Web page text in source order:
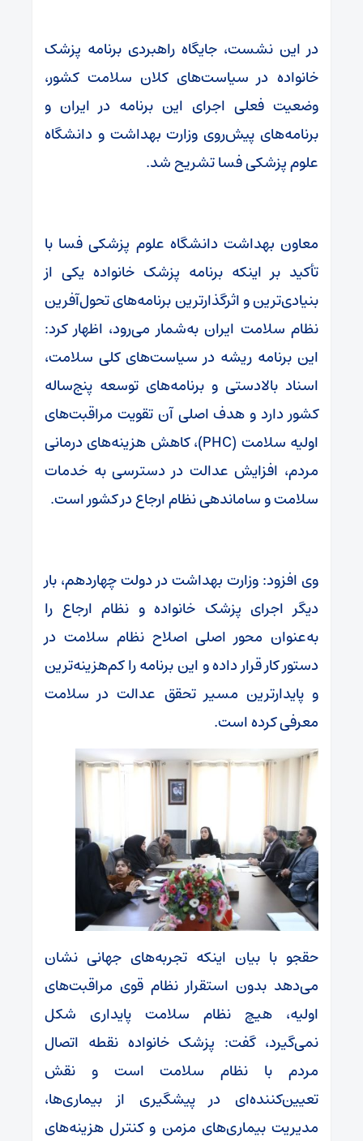
در این نشست، جایگاه راهبردی برنامه پزشک
خانواده در سیاست‌های کلان سلامت کشور،
وضعیت فعلی اجرای این برنامه در ایران و
برنامه‌های پیش‌روی وزارت بهداشت و دانشگاه
علوم پزشکی فسا تشریح شد.
معاون بهداشت دانشگاه علوم پزشکی فسا با
تأکید بر اینکه برنامه پزشک خانواده یکی از
بنیادی‌ترین و اثرگذارترین برنامه‌های تحول‌آفرین
نظام سلامت ایران به‌شمار می‌رود، اظهار کرد:
این برنامه ریشه در سیاست‌های کلی سلامت،
اسناد بالادستی و برنامه‌های توسعه پنج‌ساله
کشور دارد و هدف اصلی آن تقویت مراقبت‌های
اولیه سلامت (PHC)، کاهش هزینه‌های درمانی
مردم، افزایش عدالت در دسترسی به خدمات
سلامت و ساماندهی نظام ارجاع در کشور است.
وی افزود: وزارت بهداشت در دولت چهاردهم، بار
دیگر اجرای پزشک خانواده و نظام ارجاع را
به‌عنوان محور اصلی اصلاح نظام سلامت در
دستور کار قرار داده و این برنامه را کم‌هزینه‌ترین
و پایدارترین مسیر تحقق عدالت در سلامت
معرفی کرده است.
حقجو با بیان اینکه تجربه‌های جهانی نشان
می‌دهد بدون استقرار نظام قوی مراقبت‌های
اولیه، هیچ نظام سلامت پایداری شکل
نمی‌گیرد، گفت: پزشک خانواده نقطه اتصال
مردم با نظام سلامت است و نقش
تعیین‌کننده‌ای در پیشگیری از بیماری‌ها،
مدیریت بیماری‌های مزمن و کنترل هزینه‌های